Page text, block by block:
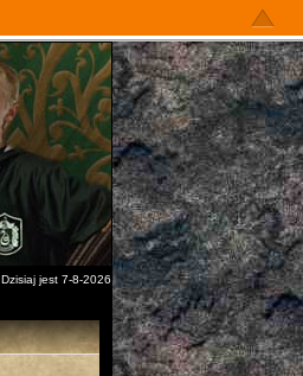
Dzisiaj jest 7-8-2026